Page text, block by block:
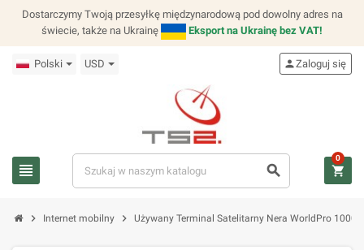
Dostarczymy Twoją przesyłkę międzynarodową pod dowolny adres na
świecie, także na Ukrainę
Eksport na Ukrainę bez VAT!
Polski USD
view_headline search
personZaloguj się
shopping_cart
0
chevron_right Internet mobilny chevron_right Używany Terminal Satelitarny Nera WorldPro 1000